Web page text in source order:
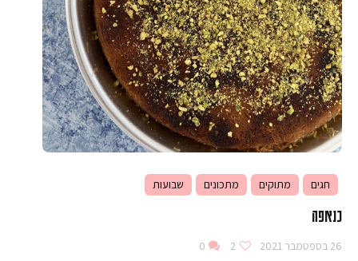
חגים מתוקים מתכונים שבועות
כנאפה
26 בספטמבר 2021 2
0